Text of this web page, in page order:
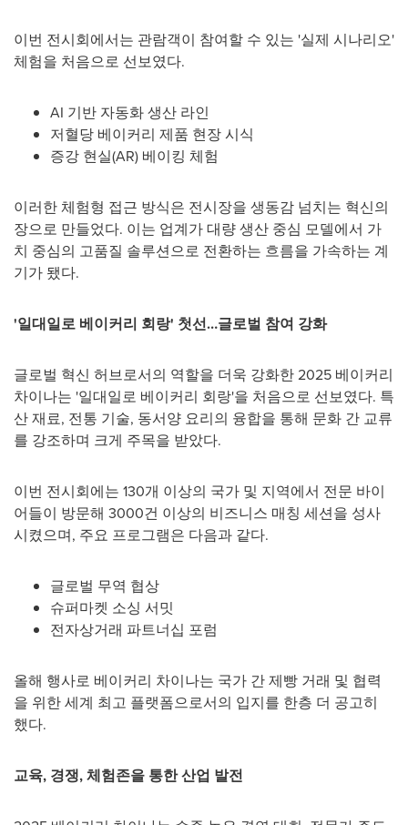
이번 전시회에서는 관람객이 참여할 수 있는 '실제 시나리오'
체험을 처음으로 선보였다.
AI 기반 자동화 생산 라인
저혈당 베이커리 제품 현장 시식
증강 현실(AR) 베이킹 체험
이러한 체험형 접근 방식은 전시장을 생동감 넘치는 혁신의
장으로 만들었다. 이는 업계가 대량 생산 중심 모델에서 가
치 중심의 고품질 솔루션으로 전환하는 흐름을 가속하는 계
기가 됐다.
'일대일로 베이커리 회랑' 첫선…글로벌 참여 강화
글로벌 혁신 허브로서의 역할을 더욱 강화한 2025 베이커리
차이나는 '일대일로 베이커리 회랑'을 처음으로 선보였다. 특
산 재료, 전통 기술, 동서양 요리의 융합을 통해 문화 간 교류
를 강조하며 크게 주목을 받았다.
이번 전시회에는 130개 이상의 국가 및 지역에서 전문 바이
어들이 방문해 3000건 이상의 비즈니스 매칭 세션을 성사
시켰으며, 주요 프로그램은 다음과 같다.
글로벌 무역 협상
슈퍼마켓 소싱 서밋
전자상거래 파트너십 포럼
올해 행사로 베이커리 차이나는 국가 간 제빵 거래 및 협력
을 위한 세계 최고 플랫폼으로서의 입지를 한층 더 공고히
했다.
교육, 경쟁, 체험존을 통한 산업 발전